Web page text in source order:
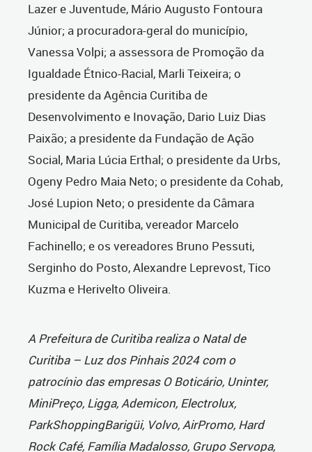
Lazer e Juventude, Mário Augusto Fontoura
Júnior; a procuradora-geral do município,
Vanessa Volpi; a assessora de Promoção da
Igualdade Étnico-Racial, Marli Teixeira; o
presidente da Agência Curitiba de
Desenvolvimento e Inovação, Dario Luiz Dias
Paixão; a presidente da Fundação de Ação
Social, Maria Lúcia Erthal; o presidente da Urbs,
Ogeny Pedro Maia Neto; o presidente da Cohab,
José Lupion Neto; o presidente da Câmara
Municipal de Curitiba, vereador Marcelo
Fachinello; e os vereadores Bruno Pessuti,
Serginho do Posto, Alexandre Leprevost, Tico
Kuzma e Herivelto Oliveira.
A Prefeitura de Curitiba realiza o Natal de
Curitiba – Luz dos Pinhais 2024 com o
patrocínio das empresas O Boticário, Uninter,
MiniPreço, Ligga, Ademicon, Electrolux,
ParkShoppingBarigüi, Volvo, AirPromo, Hard
Rock Café, Família Madalosso, Grupo Servopa,